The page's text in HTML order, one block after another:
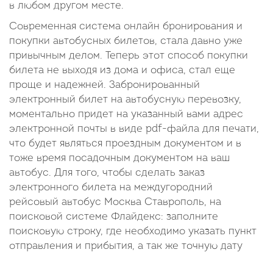
в любом другом месте.
Современная система онлайн бронирования и
покупки автобусных билетов, стала давно уже
привычным делом. Теперь этот способ покупки
билета не выходя из дома и офиса, стал еще
проще и надежней. Забронированный
электронный билет на автобусную перевозку,
моментально придет на указанный вами адрес
электронной почты в виде pdf-файла для печати,
что будет являться проездным документом и в
тоже время посадочным документом на ваш
автобус. Для того, чтобы сделать заказ
электронного билета на междугородний
рейсовый автобус Москва Ставрополь, на
поисковой системе Флайдекс: заполните
поисковую строку, где необходимо указать пункт
отправления и прибытия, а так же точную дату